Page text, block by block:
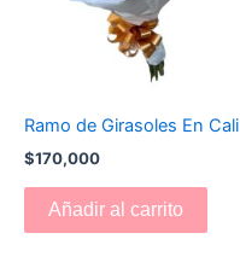
Ramo de Girasoles En Cali
$170,000
Añadir al carrito